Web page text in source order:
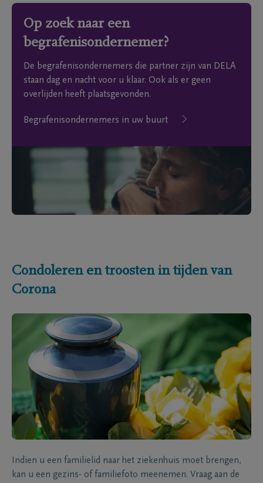
Op zoek naar een
begrafenisondernemer?
De begrafenisondernemers die partner zijn van DELA
staan dag en nacht voor u klaar. Ook als er geen
overlijden heeft plaatsgevonden.
Begrafenisondernemers in uw buurt
Condoleren en troosten in tijden van
Corona
Indien u een familielid naar het ziekenhuis moet brengen,
kan u een gezins- of familiefoto meenemen. Vraag aan de